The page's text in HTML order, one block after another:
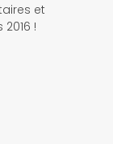
et
!